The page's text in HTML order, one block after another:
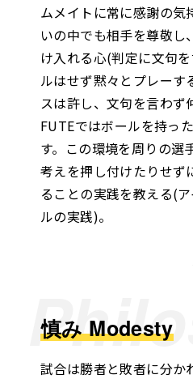
ムメイトに常に感謝の気
いの中でも相手を尊敬し
け入れる心(判定に文句
ルはせず黙々とプレー
スは許し、文句を言わず
FUTEではボールを持っ
す。この環境を周りの選
考えを押し付けたりせず
ることの実践を教える(
ルの実践)。
慎み Modesty
試合は勝者と敗者に分か